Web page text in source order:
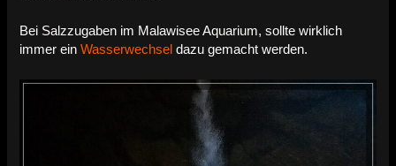
Bei Salzzugaben im Malawisee Aquarium, sollte wirklich
immer einWasserwechsel dazu gemacht werden.